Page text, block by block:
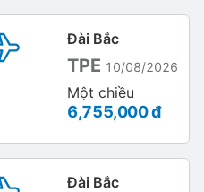
Đài Bắc
TPE 10/08/2026
Một chiều
6,755,000 đ
Đài Bắc